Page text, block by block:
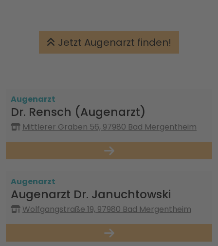
Jetzt Augenarzt finden!
Augenarzt
Dr. Rensch (Augenarzt)
Mittlerer Graben 56, 97980 Bad Mergentheim
Augenarzt
Augenarzt Dr. Januchtowski
Wolfgangstraße 19, 97980 Bad Mergentheim